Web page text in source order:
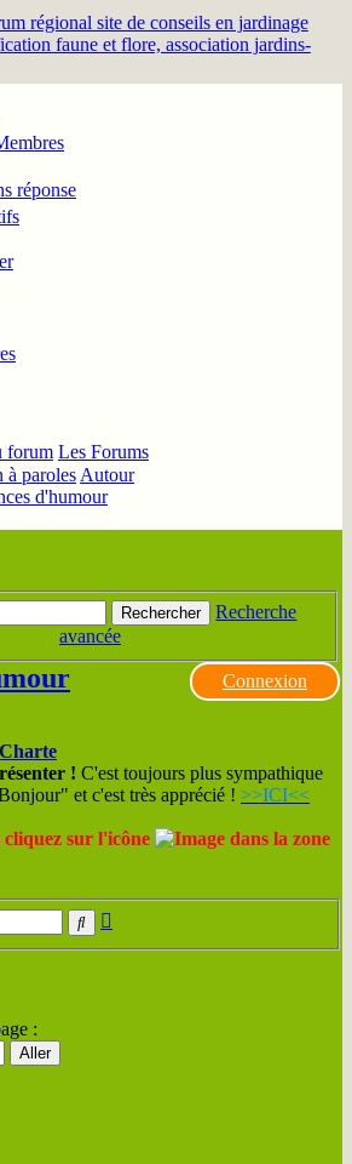
réponse
forum Les Forums
à paroles Autour
d'humour
Rechercher
Recherche
avancée
Connexion
! C'est toujours plus sympathique
et c'est très apprécié ! >>ICI<<
sur l'icône
dans la zone
Rechercher
: